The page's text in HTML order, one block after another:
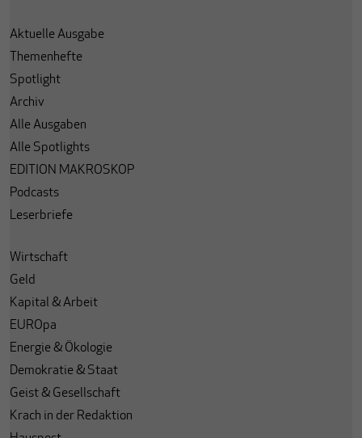
Aktuelle Ausgabe
Themenhefte
Spotlight
Archiv
Alle Ausgaben
Alle Spotlights
EDITION MAKROSKOP
Podcasts
Leserbriefe
Wirtschaft
Geld
Kapital & Arbeit
EUROpa
Energie & Ökologie
Demokratie & Staat
Geist & Gesellschaft
Krach in der Redaktion